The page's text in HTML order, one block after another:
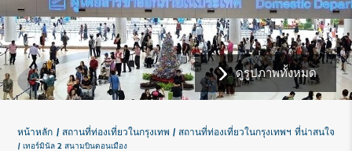
ดูรูปภาพทั้งหมด
หน้าหลัก สถานที่ท่องเที่ยวในกรุงเทพ สถานที่ท่องเที่ยวในกรุงเทพฯ ที่น่าสนใจ
เทอร์มินัล 2 สนามบินดอนเมือง